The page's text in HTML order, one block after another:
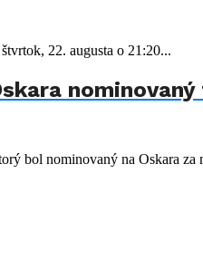
22. augusta o 21:20...
bol nominovaný na Oskara za